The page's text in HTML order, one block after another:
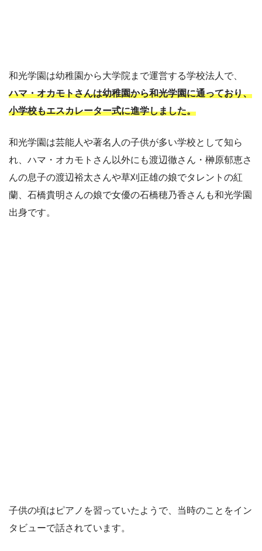
和光学園は幼稚園から大学院まで運営する学校法人で、
ハマ・オカモトさんは幼稚園から和光学園に通っており、
小学校もエスカレーター式に進学しました。
和光学園は芸能人や著名人の子供が多い学校として知ら
れ、ハマ・オカモトさん以外にも渡辺徹さん・榊原郁恵さ
んの息子の渡辺裕太さんや草刈正雄の娘でタレントの紅
蘭、石橋貴明さんの娘で女優の石橋穂乃香さんも和光学園
出身です。
子供の頃はピアノを習っていたようで、当時のことをイン
タビューで話されています。